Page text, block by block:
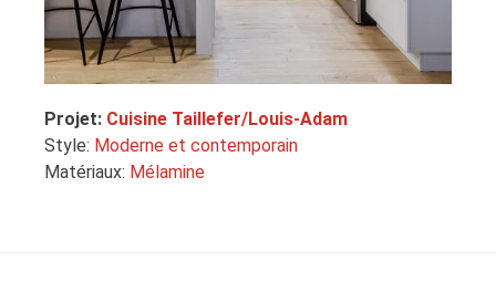
Projet: Cuisine Taillefer/Louis-Adam
Style: Moderne et contemporain
Matériaux: Mélamine